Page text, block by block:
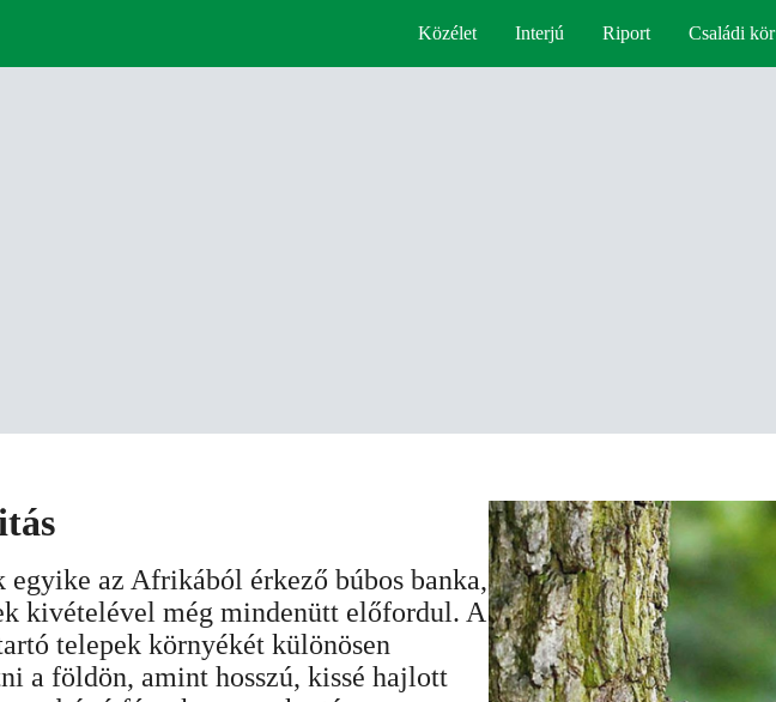
Közélet Interjú Riport Családi kör
egyike az Afrikából érkező búbos banka,
kivételével még mindenütt előfordul. A
telepek környékét különösen
a földön, amint hosszú, kissé hajlott